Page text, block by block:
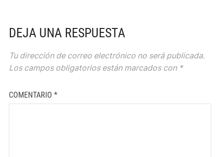
DEJA UNA RESPUESTA
Tu dirección de correo electrónico no será publicada.
Los campos obligatorios están marcados con *
COMENTARIO *